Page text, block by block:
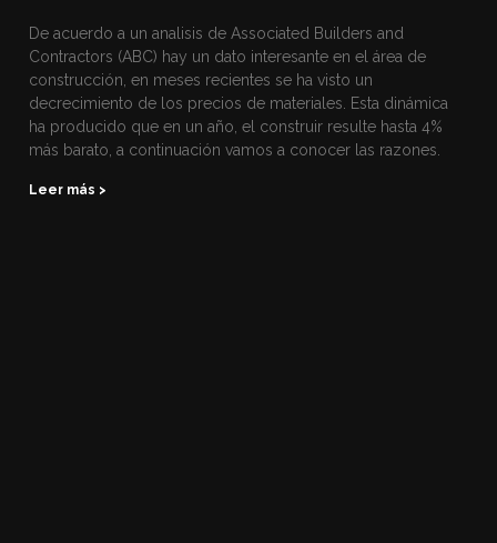
De acuerdo a un analisis de Associated Builders and
Contractors (ABC) hay un dato interesante en el área de
construcción, en meses recientes se ha visto un
decrecimiento de los precios de materiales. Esta dinámica
ha producido que en un año, el construir resulte hasta 4%
más barato, a continuación vamos a conocer las razones.
Leer más >